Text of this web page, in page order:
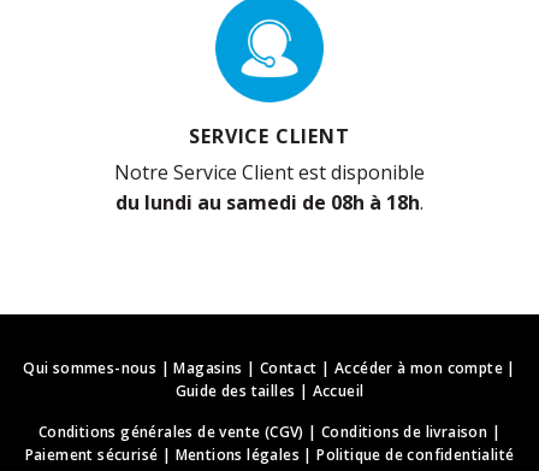
SERVICE CLIENT
Notre Service Client est disponible
du lundi au samedi de 08h à 18h.
Qui sommes-nous |Magasins | Contact | Accéder à mon compte|
Guide des tailles | Accueil
Conditions générales de vente (CGV) |Conditions de livraison |
Paiement sécurisé | Mentions légales |Politique de confidentialité